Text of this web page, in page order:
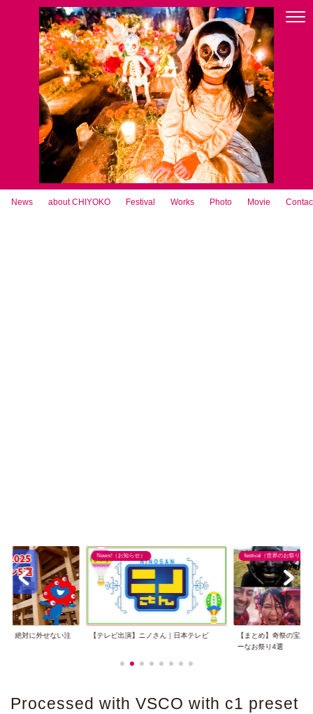
News about CHIYOKO Festival Works Photo Movie
｜絶対に外せない注
News!（お知らせ）
【テレビ出演】ニノさん｜日本テレビ
festival（世界のお祭り）
【まとめ】奇祭の宝庫
ーなお祭り4選
Processed with VSCO with c1 preset